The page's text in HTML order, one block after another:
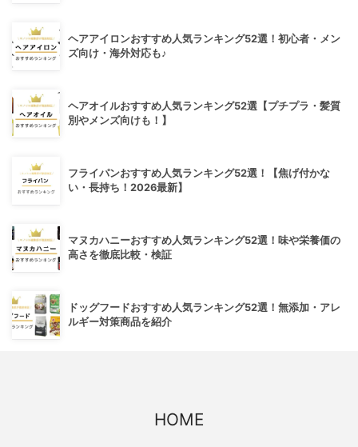
ヘアアイロンおすすめ人気ランキング52選！初心者・メン
ズ向け・海外対応も♪
ヘアオイルおすすめ人気ランキング52選【プチプラ・髪質
別やメンズ向けも！】
フライパンおすすめ人気ランキング52選！【焦げ付かな
い・長持ち！2026最新】
マヌカハニーおすすめ人気ランキング52選！味や栄養価の
高さを徹底比較・検証
ドッグフードおすすめ人気ランキング52選！無添加・アレ
ルギー対策商品を紹介
HOME